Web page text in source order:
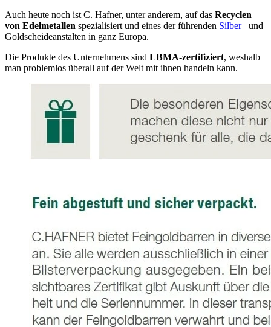
Auch heute noch ist C. Hafner, unter anderem, auf das Recyclen
von Edelmetallen spezialisiert und eines der führenden Silber– und
Goldscheideanstalten in ganz Europa.
Die Produkte des Unternehmens sind LBMA-zertifiziert, weshalb
man problemlos überall auf der Welt mit ihnen handeln kann.